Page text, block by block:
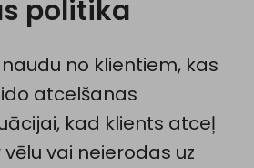
politika
no klientiem, kas
atcelšanas
kad klients atceļ
vai neierodas uz